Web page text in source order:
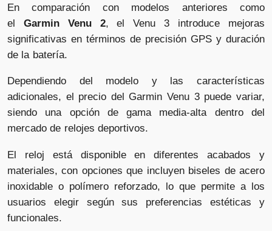
En comparación con modelos anteriores como
el Garmin Venu 2, el Venu 3 introduce mejoras
significativas en términos de precisión GPS y duración
de la batería.
Dependiendo del modelo y las características
adicionales, el precio del Garmin Venu 3 puede variar,
siendo una opción de gama media-alta dentro del
mercado de relojes deportivos.
El reloj está disponible en diferentes acabados y
materiales, con opciones que incluyen biseles de acero
inoxidable o polímero reforzado, lo que permite a los
usuarios elegir según sus preferencias estéticas y
funcionales.